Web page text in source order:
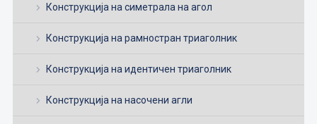
Конструкција на симетрала на агол
Конструкција на рамностран триаголник
Конструкција на идентичен триаголник
Конструкција на насочени агли